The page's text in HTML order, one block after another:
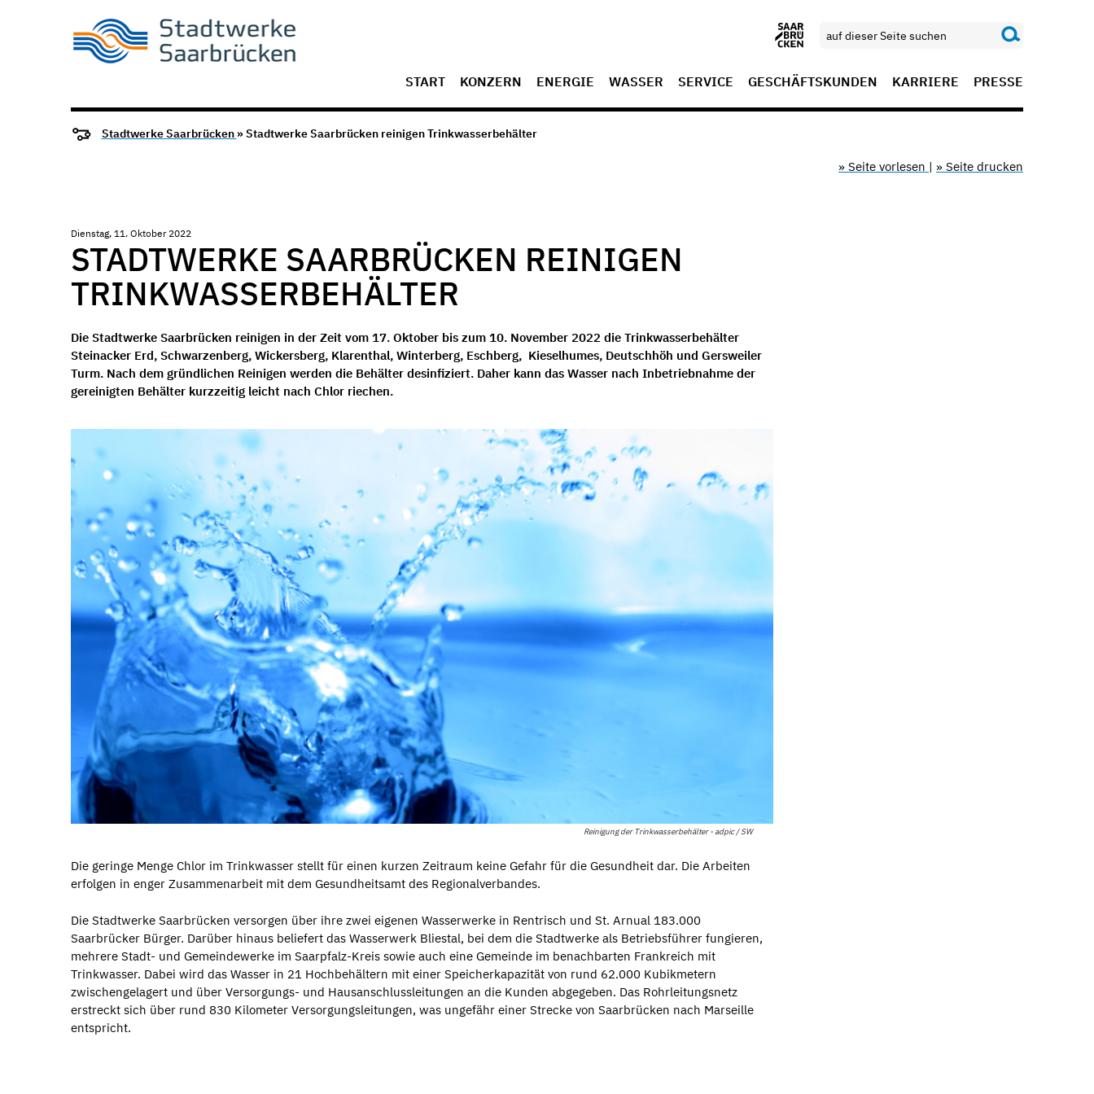
START KONZERN ENERGIE WASSER SERVICE GESCHÄFTSKUNDEN KARRIERE PRESSE
Stadtwerke Saarbrücken » Stadtwerke Saarbrücken reinigen Trinkwasserbehälter
» Seite vorlesen | » Seite drucken
Dienstag, 11. Oktober 2022
STADTWERKE SAARBRÜCKEN REINIGEN
TRINKWASSERBEHÄLTER
Die Stadtwerke Saarbrücken reinigen in der Zeit vom 17. Oktober bis zum 10. November 2022 die Trinkwasserbehälter
Steinacker Erd, Schwarzenberg, Wickersberg, Klarenthal, Winterberg, Eschberg, Kieselhumes, Deutschhöh und Gersweiler
Turm. Nach dem gründlichen Reinigen werden die Behälter desinfiziert. Daher kann das Wasser nach Inbetriebnahme der
gereinigten Behälter kurzzeitig leicht nach Chlor riechen.
Reinigung der Trinkwasserbehälter - adpic / SW
Die geringe Menge Chlor im Trinkwasser stellt für einen kurzen Zeitraum keine Gefahr für die Gesundheit dar. Die Arbeiten
erfolgen in enger Zusammenarbeit mit dem Gesundheitsamt des Regionalverbandes.
Die Stadtwerke Saarbrücken versorgen über ihre zwei eigenen Wasserwerke in Rentrisch und St. Arnual 183.000
Saarbrücker Bürger. Darüber hinaus beliefert das Wasserwerk Bliestal, bei dem die Stadtwerke als Betriebsführer fungieren,
mehrere Stadt- und Gemeindewerke im Saarpfalz-Kreis sowie auch eine Gemeinde im benachbarten Frankreich mit
Trinkwasser. Dabei wird das Wasser in 21 Hochbehältern mit einer Speicherkapazität von rund 62.000 Kubikmetern
zwischengelagert und über Versorgungs- und Hausanschlussleitungen an die Kunden abgegeben. Das Rohrleitungsnetz
erstreckt sich über rund 830 Kilometer Versorgungsleitungen, was ungefähr einer Strecke von Saarbrücken nach Marseille
entspricht.